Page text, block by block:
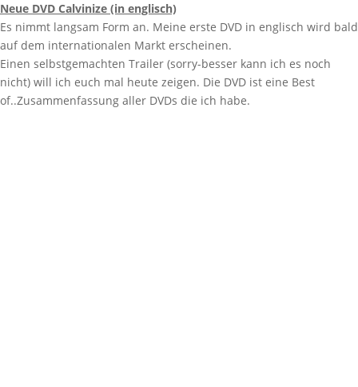
Neue DVD Calvinize (in englisch)
Es nimmt langsam Form an. Meine erste DVD in englisch wird bald
auf dem internationalen Markt erscheinen.
Einen selbstgemachten Trailer (sorry-besser kann ich es noch
nicht) will ich euch mal heute zeigen. Die DVD ist eine Best
of..Zusammenfassung aller DVDs die ich habe.